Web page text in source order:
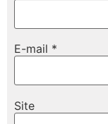
E-mail *
Site